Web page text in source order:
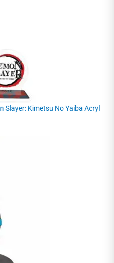
Slayer: Kimetsu No Yaiba Acryl